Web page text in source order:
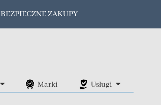
BEZPIECZNE ZAKUPY
Marki Usługi